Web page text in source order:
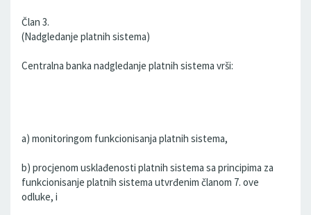
Član 3.
(Nadgledanje platnih sistema)
Centralna banka nadgledanje platnih sistema vrši:
a) monitoringom funkcionisanja platnih sistema,
b) procjenom usklađenosti platnih sistema sa principima za
funkcionisanje platnih sistema utvrđenim članom 7. ove
odluke, i